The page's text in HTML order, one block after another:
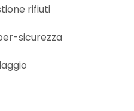
rifiuti
sicurezza